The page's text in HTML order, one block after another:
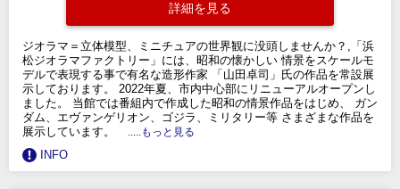
詳細を見る
ジオラマ＝立体模型、ミニチュアの世界観に没頭しませんか？,「浜
松ジオラマファクトリー」には、昭和の懐かしい 情景をスケールモ
デルで表現する事で有名な造形作家 「山田卓司」氏の作品を常設展
示しております。 2022年夏、市内中心部にリニューアルオープンし
ました。 当館では番組内で作成した昭和の情景作品をはじめ、 ガン
ダム、エヴァンゲリオン、ゴジラ、ミリタリー等 さまざまな作品を
展示しています。
.....もっと見る
INFO